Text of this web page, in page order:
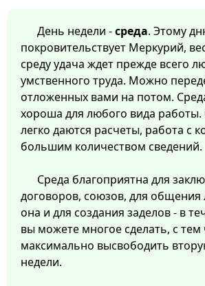
День недели -среда. Этому
покровительствует Меркурий,
среду удача ждет прежде всего
умственного труда. Можно
отложенных вами на потом.
хороша для любого вида
легко даются расчеты, работа с
большим количеством сведений.
Среда благоприятна для
договоров, союзов, для
она и для создания заделов - в
вы можете многое сделать, с
максимально высвободить
недели.